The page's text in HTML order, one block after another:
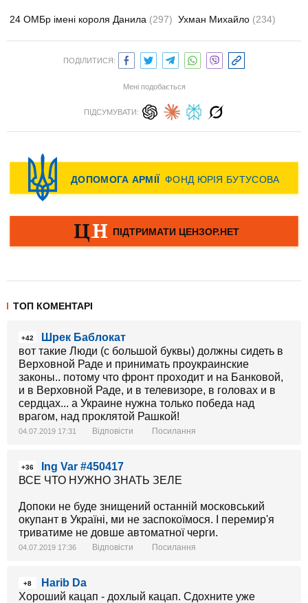
24 ОМБр імені короля Данила (297) Ухман Михайло (234)
ПОДІЛИТИСЯ:
Мені подобається
ПІДСУМУВАТИ:
ТОП КОМЕНТАРІ
+42
Шрек Баблокат
вот такие Люди (с большой буквы) должны сидеть в
Верховной Раде и принимать проукраинские
законы.. потому что фронт проходит и на Банковой,
и в Верховной Раде, и в телевизоре, в головах и в
сердцах... а Украине нужна только победа над
врагом, над проклятой Рашкой!
04.07.2019 17:31 Відповісти Посилання
+36
Ing Var #450417
ВСЕ ЧТО НУЖНО ЗНАТЬ ЗЕЛЕ
Допоки не буде знищений останній московський
окупант в Україні, ми не заспокоїмося. І перемир'я
триватиме не довше автоматної черги.
04.07.2019 17:36 Відповісти Посилання
+8
Harib Da
Хороший кацап - дохлый кацап. Сдохните уже